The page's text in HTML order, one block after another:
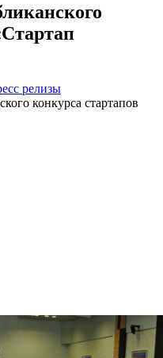
релизы
конкурса стартапов